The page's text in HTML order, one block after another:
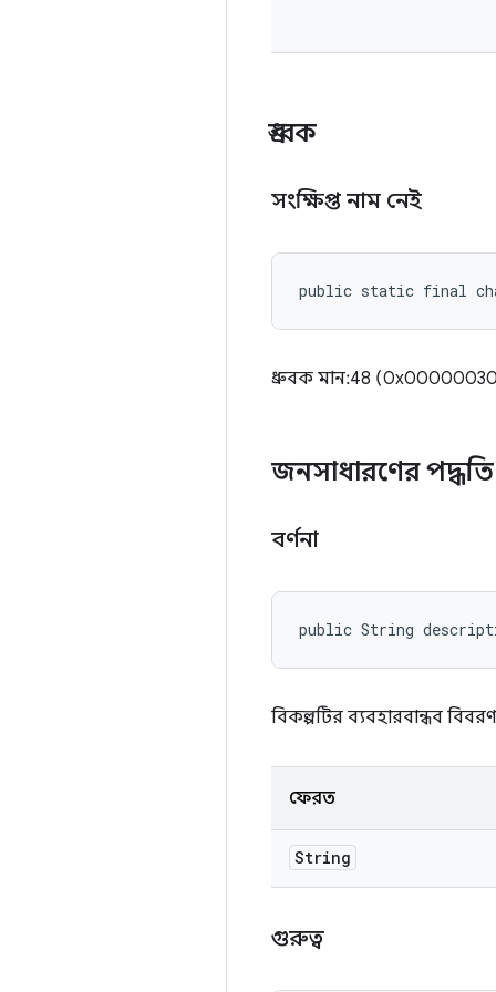
ধ্রুবক
সংক্ষিপ্ত নাম নেই
public static final char
ধ্রুবক মান: 48
জনসাধারণের পদ্ধতি
বর্ণনা
public String
বিকল্পটির ব্যবহারবান্ধব
ফেরত
String
গুরুত্ব